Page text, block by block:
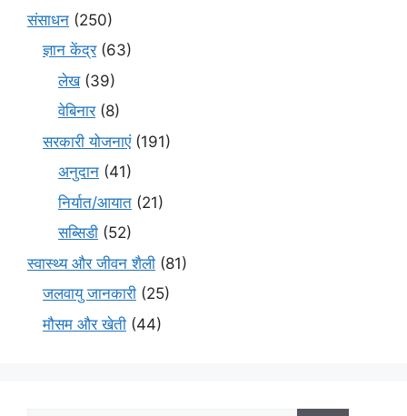
संसाधन (250)
ज्ञान केंद्र(63)
लेख(39)
वेबिनार(8)
सरकारी योजनाएं(191)
अनुदान (41)
निर्यात/आयात (21)
सब्सिडी (52)
स्वास्थ्य और जीवन शैली (81)
जलवायु जानकारी (25)
मौसम और खेती (44)